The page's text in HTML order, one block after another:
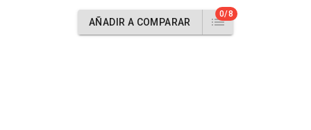
AÑADIR A COMPARAR
0/8